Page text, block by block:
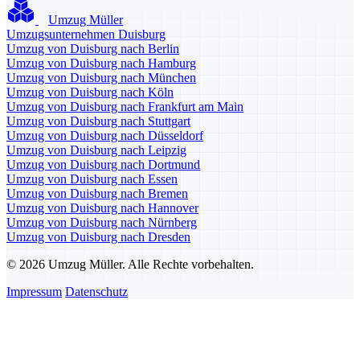
Umzug Müller
Umzugsunternehmen Duisburg
Umzug von Duisburg nach Berlin
Umzug von Duisburg nach Hamburg
Umzug von Duisburg nach München
Umzug von Duisburg nach Köln
Umzug von Duisburg nach Frankfurt am Main
Umzug von Duisburg nach Stuttgart
Umzug von Duisburg nach Düsseldorf
Umzug von Duisburg nach Leipzig
Umzug von Duisburg nach Dortmund
Umzug von Duisburg nach Essen
Umzug von Duisburg nach Bremen
Umzug von Duisburg nach Hannover
Umzug von Duisburg nach Nürnberg
Umzug von Duisburg nach Dresden
© 2026 Umzug Müller. Alle Rechte vorbehalten.
Impressum Datenschutz